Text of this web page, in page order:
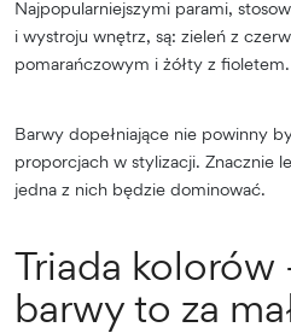
Najpopularniejszymi parami,
i wystroju wnętrz, są: zieleń z
pomarańczowym i żółty z fioletem.
Barwy dopełniające nie powinny
proporcjach w stylizacji. Znacznie
jedna z nich będzie dominować.
Triada
barwy to za